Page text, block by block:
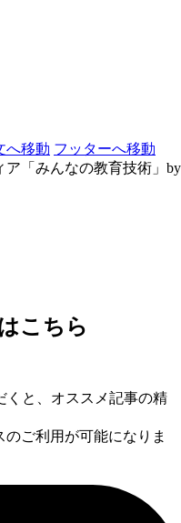
へ移動 フッターへ移動
「みんなの教育技術」by
こちら
くと、オススメ記事の精
ご利用が可能になりま